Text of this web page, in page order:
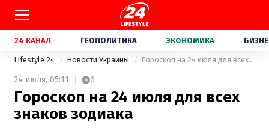
24 КАНАЛ ГЕОПОЛИТИКА ЭКОНОМИКА
Lifestyle 24 Новости Украины Гороскоп на 24 июля для всех знаков зодиака
24 июля, 05:11 6
Гороскоп на 24 июля для всех
знаков зодиака